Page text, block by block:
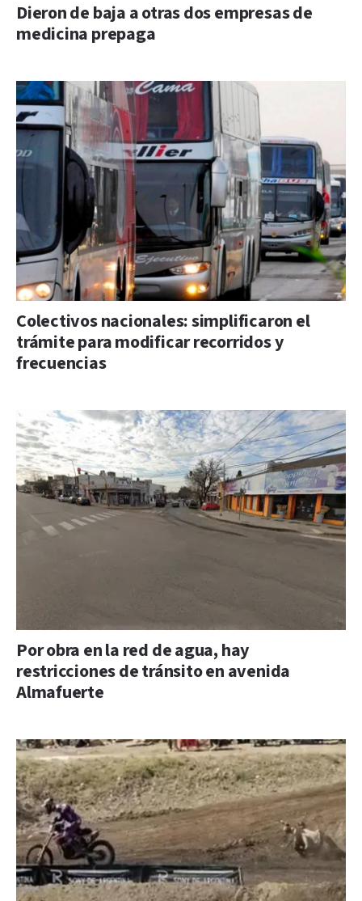
Dieron de baja a otras dos empresas de
medicina prepaga
Colectivos nacionales: simplificaron el
trámite para modificar recorridos y
frecuencias
Por obra en la red de agua, hay
restricciones de tránsito en avenida
Almafuerte